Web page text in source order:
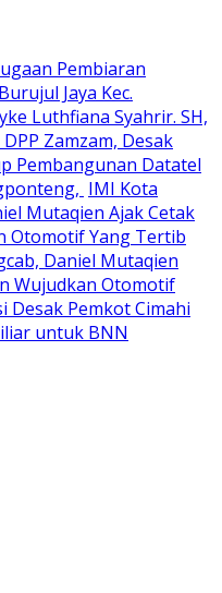
Pembiaran
Jaya Kec.
Luthfiana Syahrir. SH,
Zamzam, Desak
Pembangunan Datatel
IMI Kota
Mutaqien Ajak Cetak
Otomotif Yang Tertib
Daniel Mutaqien
Wujudkan Otomotif
Desak Pemkot Cimahi
untuk BNN